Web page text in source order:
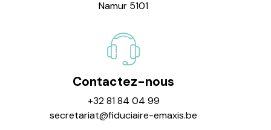
Namur 5101
Contactez-nous
+32 81 84 04 99
secretariat@fiduciaire-emaxis.be